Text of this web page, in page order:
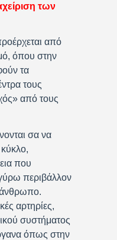
των
από
όπου στην
τα
τους
από τους
σα να
κύκλο,
που
περιβάλλον
άνθρωπο.
αρτηρίες,
συστήματος
όπως στην